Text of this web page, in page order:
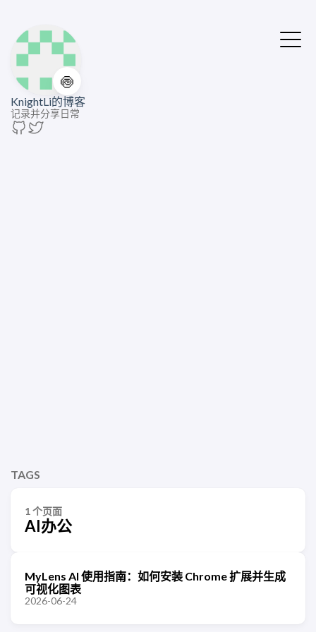
🍥
KnightLi的博客
记录并分享日常
TAGS
1 个页面
AI办公
MyLens AI 使用指南：如何安装 Chrome 扩展并生成
可视化图表
2026-06-24